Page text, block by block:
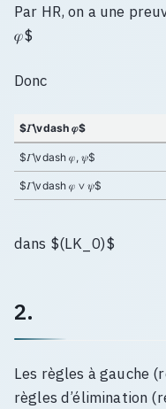
Par HR, on a une
𝜑$
Donc
$𝛤\vdash 𝜑$
$𝛤\vdash 𝜑, 𝜓$
$𝛤\vdash 𝜑 ∨ 𝜓$
dans $(LK_0)$
2.
Les règles à gauche
règles d’élimination